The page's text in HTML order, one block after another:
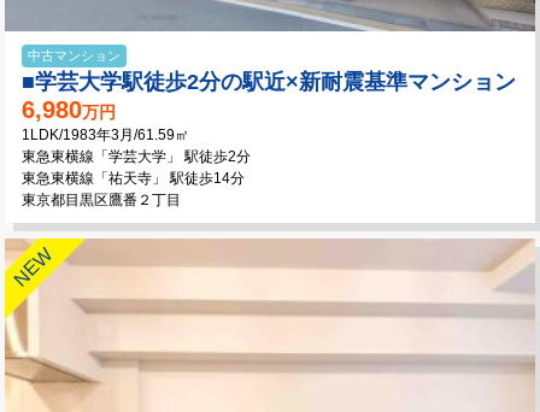
中古マンション
■学芸大学駅徒歩2分の駅近×新耐震基準マンション
6,980万円
1LDK/1983年3月/61.59㎡
東急東横線「学芸大学」 駅徒歩2分
東急東横線「祐天寺」 駅徒歩14分
東京都目黒区鷹番２丁目